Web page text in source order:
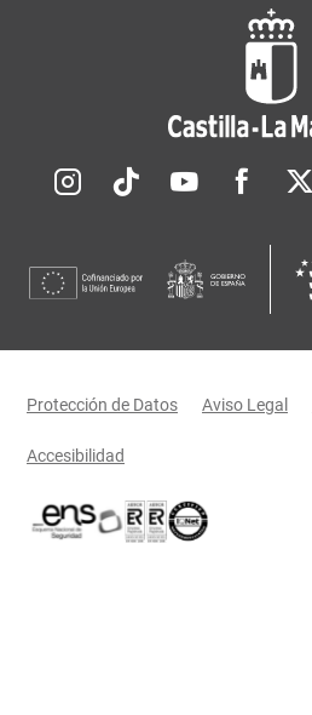
Redes sociales JCCM
Menú legal
Protección de Datos Aviso Legal
Accesibilidad